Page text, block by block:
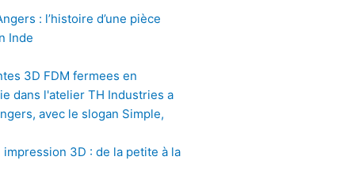
: l’histoire d’une pièce
Inde
3D : de la petite à la